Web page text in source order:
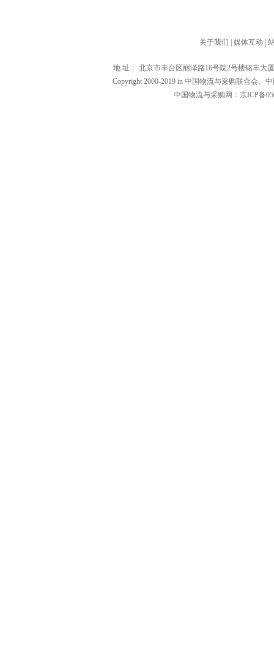
关于我们 媒体互动
地 址： 北京市丰台区丽泽路16号院2号楼铭丰大厦
Copyright 2000-2019 in 中国物流与采购联合会、
中国物流与采购网：京ICP备